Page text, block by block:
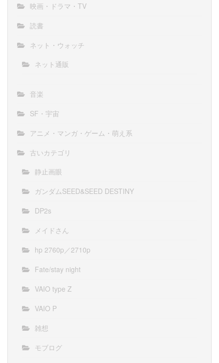
映画・ドラマ・TV
読書
ネット・ウォッチ
ネット通販
音楽
SF・宇宙
アニメ・マンガ・ゲーム・萌え系
古いカテゴリ
静止画眼
ガンダムSEED&SEED DESTINY
DP2s
メイドさん
hp 2760p／2710p
Fate/stay night
VAIO type Z
VAIO P
雑想
モブログ